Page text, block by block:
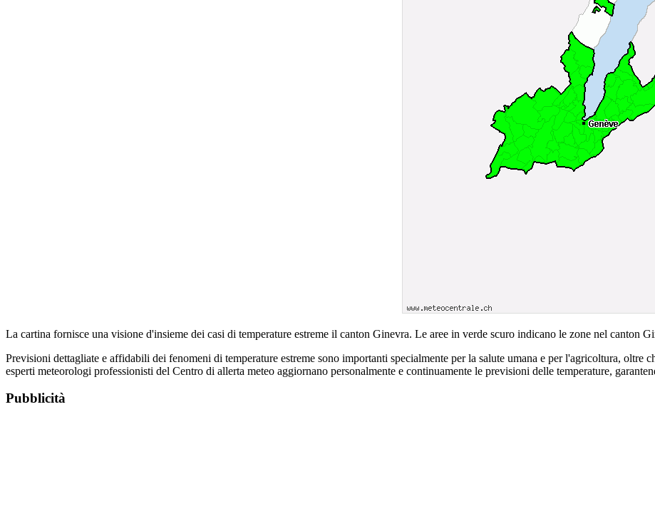
La cartina fornisce una visione d'insieme dei casi di temperature estreme il canton Ginevra. Le aree in verde scuro indicano le zone nel canton
Previsioni dettagliate e affidabili dei fenomeni di temperature estreme sono importanti specialmente per la salute umana e per l'agricoltura,
esperti meteorologi professionisti del Centro di allerta meteo aggiornano personalmente e continuamente le previsioni delle temperature,
Pubblicità